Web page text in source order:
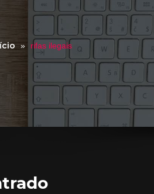
» rifas ilegais